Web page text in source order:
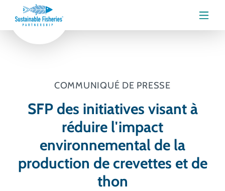
Menu
COMMUNIQUÉ DE PRESSE
SFP des initiatives visant à
réduire l'impact
environnemental de la
production de crevettes et de
thon